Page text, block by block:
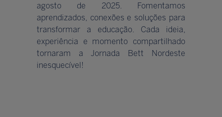
agosto de 2025. Fomentamos
aprendizados, conexões e soluções para
transformar a educação. Cada ideia,
experiência e momento compartilhado
tornaram a Jornada Bett Nordeste
inesquecível!